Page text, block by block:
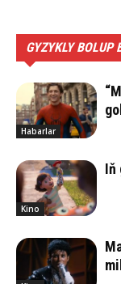
GYZYKLY BOLUP
Habarlar
Kino
Iň